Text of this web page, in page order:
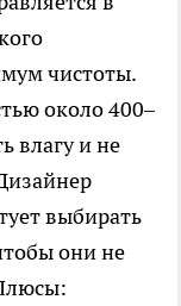
чистоты.
около 400–
влагу и не
выбирать
они не